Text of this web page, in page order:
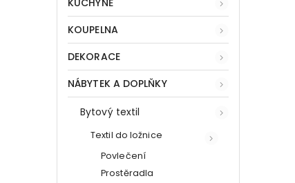
KOUPELNA
DEKORACE
NÁBYTEK A DOPLŇKY
Bytový textil
Textil do ložnice
Povlečení
Prostěradla